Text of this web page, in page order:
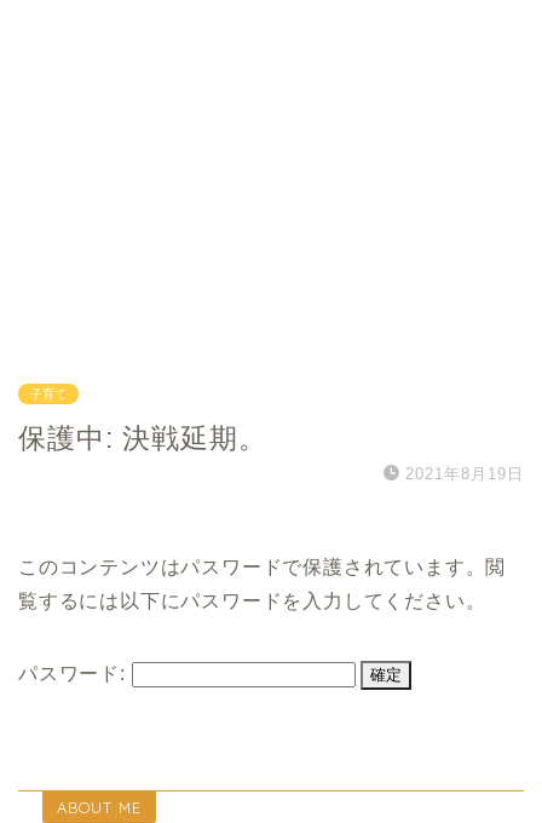
子育て
保護中: 決戦延期。
2021年8月19日
このコンテンツはパスワードで保護されています。閲
覧するには以下にパスワードを入力してください。
パスワード:
ABOUT ME